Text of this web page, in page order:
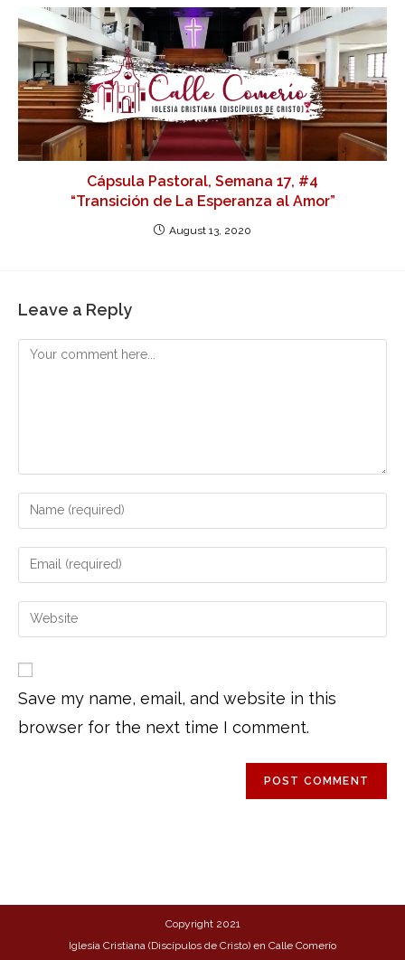
Cápsula Pastoral, Semana 17, #4
“Transición de La Esperanza al Amor”
August 13, 2020
Leave a Reply
Save my name, email, and website in this
browser for the next time I comment.
Copyright 2021
Iglesia Cristiana (Discípulos de Cristo) en Calle Comerío